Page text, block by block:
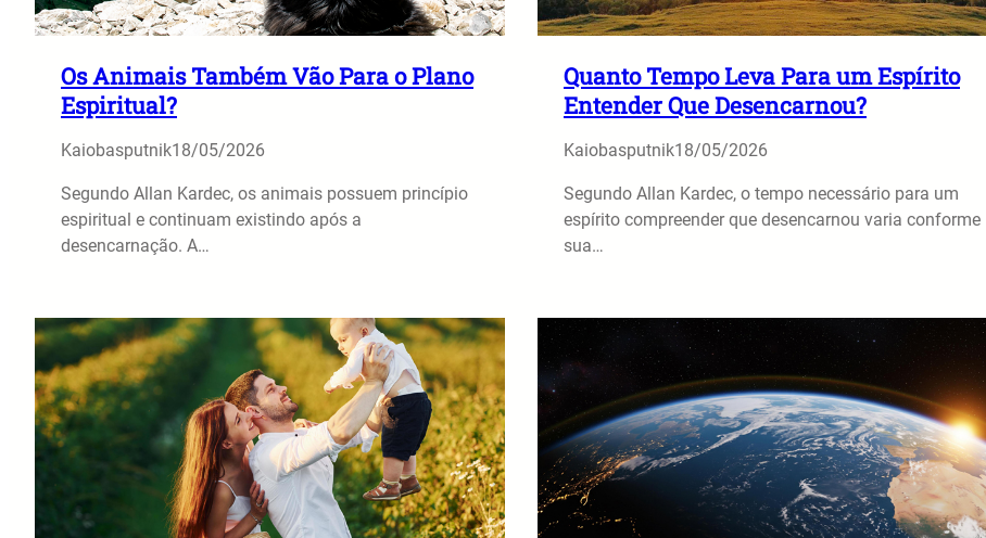
Os Animais Também Vão Para o Plano
Espiritual?
Kaiobasputnik18/05/2026
Segundo Allan Kardec, os animais possuem princípio
espiritual e continuam existindo após a
desencarnação. A…
Quanto Tempo Leva Para um Espírito
Entender Que Desencarnou?
Kaiobasputnik18/05/2026
Segundo Allan Kardec, o tempo necessário para um
espírito compreender que desencarnou varia conforme
sua…